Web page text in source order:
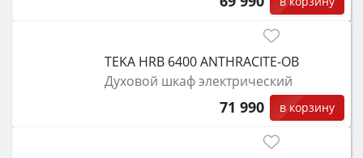
TEKA HRB 6400 ANTHRACITE-OB
Духовой шкаф электрический
71 990 в корзину